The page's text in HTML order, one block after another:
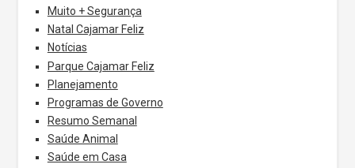
Muito + Segurança
Natal Cajamar Feliz
Notícias
Parque Cajamar Feliz
Planejamento
Programas de Governo
Resumo Semanal
Saúde Animal
Saúde em Casa